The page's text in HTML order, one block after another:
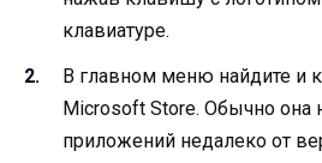
клавиатуре.
В главном меню найдите и
Microsoft Store. Обычно она
приложений недалеко от